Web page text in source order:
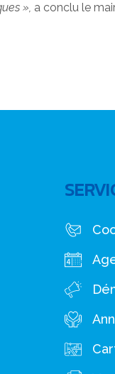
», a conclu le